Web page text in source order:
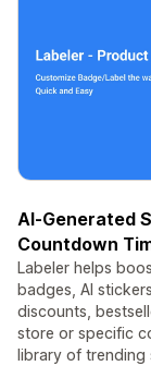
AI‑Generated
Countdown
Labeler helps
badges, AI
discounts,
store or specific
library of